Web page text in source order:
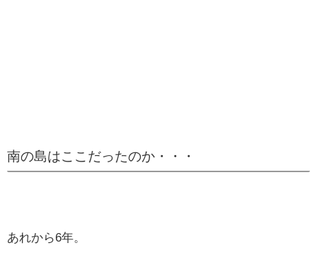
南の島はここだったのか・・・
あれから6年。